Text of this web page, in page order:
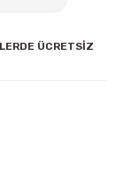
ÜCRETSİZ